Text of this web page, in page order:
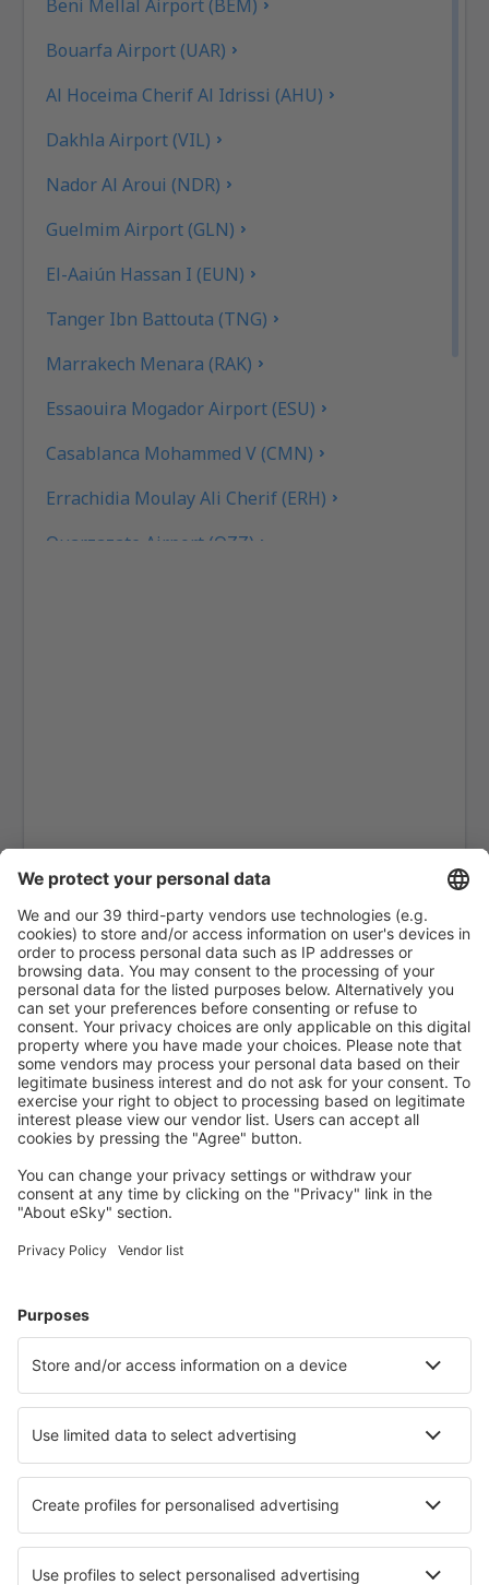
Beni Mellal Airport (BEM)
Bouarfa Airport (UAR)
Al Hoceima Cherif Al Idrissi (AHU)
Dakhla Airport (VIL)
Nador Al Aroui (NDR)
Guelmim Airport (GLN)
El-Aaiún Hassan I (EUN)
Tanger Ibn Battouta (TNG)
Marrakech Menara (RAK)
Essaouira Mogador Airport (ESU)
Casablanca Mohammed V (CMN)
Errachidia Moulay Ali Cherif (ERH)
Ouarzazate Airport (OZZ)